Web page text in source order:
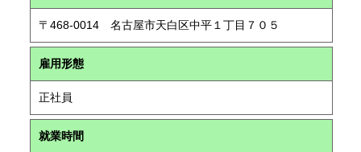
〒468-0014 名古屋市天白区中平１丁目７０５
雇用形態
正社員
就業時間